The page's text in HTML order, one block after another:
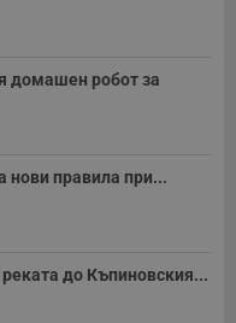
домашен робот за
нови правила при...
до Къпиновския...